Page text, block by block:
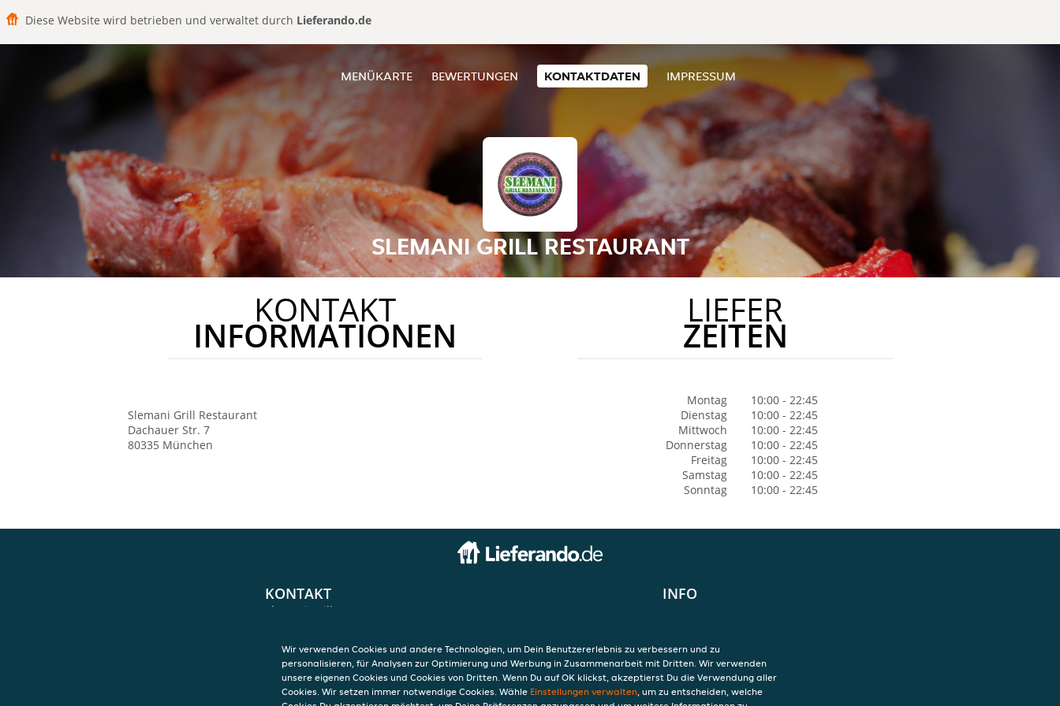
Diese Website wird betrieben und verwaltet durch Lieferando.de
MENÜKARTE BEWERTUNGEN KONTAKTDATEN IMPRESSUM
SLEMANI GRILL RESTAURANT
KONTAKT
INFORMATIONEN
Slemani Grill Restaurant
Dachauer Str. 7
80335 München
LIEFER
ZEITEN
Montag
10:00 - 22:45
Dienstag
10:00 - 22:45
Mittwoch
10:00 - 22:45
Donnerstag
10:00 - 22:45
Freitag
10:00 - 22:45
Samstag
10:00 - 22:45
Sonntag
10:00 - 22:45
KONTAKT
Slemani Grill Restaurant
INFO
Impressum
Wir verwenden Cookies und andere Technologien, um Dein Benutzererlebnis zu verbessern und zu
personalisieren, für Analysen zur Optimierung und Werbung in Zusammenarbeit mit Dritten. Wir verwenden
unsere eigenen Cookies und Cookies von Dritten. Wenn Du auf OK klickst, akzeptierst Du die Verwendung aller
Cookies. Wir setzen immer notwendige Cookies. Wähle Einstellungen verwalten, um zu entscheiden, welche